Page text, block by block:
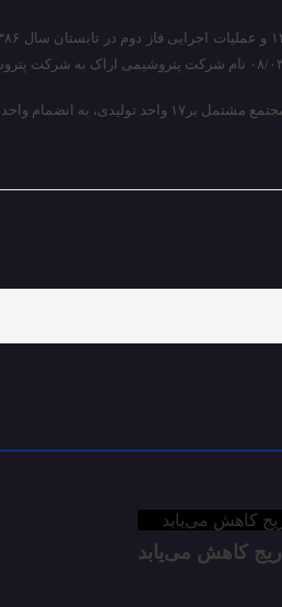
کاهش می‌یابد